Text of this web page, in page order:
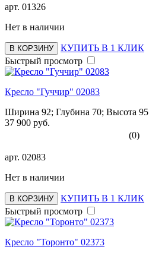
арт. 01326
Нет в наличии
В КОРЗИНУ
КУПИТЬ В 1 КЛИК
Быстрый просмотр
Кресло "Гуччир" 02083
Ширина 92; Глубина 70; Высота 95
37 900 руб.
(0)
арт. 02083
Нет в наличии
В КОРЗИНУ
КУПИТЬ В 1 КЛИК
Быстрый просмотр
Кресло "Торонто" 02373